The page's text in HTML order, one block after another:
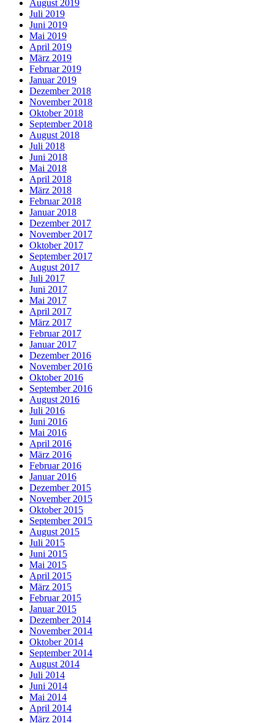
August 2019
Juli 2019
Juni 2019
Mai 2019
April 2019
März 2019
Februar 2019
Januar 2019
Dezember 2018
November 2018
Oktober 2018
September 2018
August 2018
Juli 2018
Juni 2018
Mai 2018
April 2018
März 2018
Februar 2018
Januar 2018
Dezember 2017
November 2017
Oktober 2017
September 2017
August 2017
Juli 2017
Juni 2017
Mai 2017
April 2017
März 2017
Februar 2017
Januar 2017
Dezember 2016
November 2016
Oktober 2016
September 2016
August 2016
Juli 2016
Juni 2016
Mai 2016
April 2016
März 2016
Februar 2016
Januar 2016
Dezember 2015
November 2015
Oktober 2015
September 2015
August 2015
Juli 2015
Juni 2015
Mai 2015
April 2015
März 2015
Februar 2015
Januar 2015
Dezember 2014
November 2014
Oktober 2014
September 2014
August 2014
Juli 2014
Juni 2014
Mai 2014
April 2014
März 2014